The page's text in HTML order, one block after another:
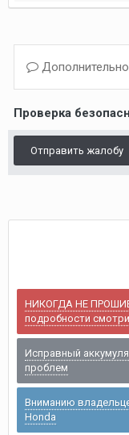
Проверка
Отправить жалобу
НИКОГДА НЕ
подробности
Исправный
проблем
Вниманию
Honda